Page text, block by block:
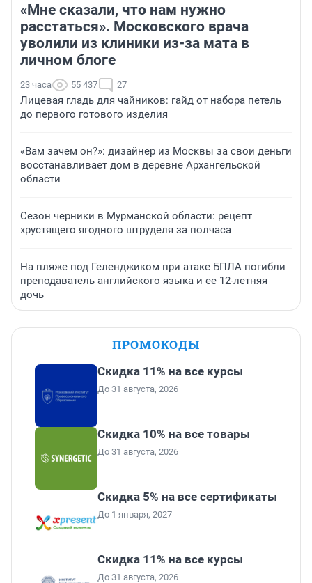
«Мне сказали, что нам нужно
расстаться». Московского врача
уволили из клиники из-за мата в
личном блоге
23 часа 55 437 27
Лицевая гладь для чайников: гайд от набора петель
до первого готового изделия
«Вам зачем он?»: дизайнер из Москвы за свои деньги
восстанавливает дом в деревне Архангельской
области
Сезон черники в Мурманской области: рецепт
хрустящего ягодного штруделя за полчаса
На пляже под Геленджиком при атаке БПЛА погибли
преподаватель английского языка и ее 12-летняя
дочь
ПРОМОКОДЫ
Скидка 11% на все курсы
До 31 августа, 2026
Скидка 10% на все товары
До 31 августа, 2026
Скидка 5% на все сертификаты
До 1 января, 2027
Скидка 11% на все курсы
До 31 августа, 2026